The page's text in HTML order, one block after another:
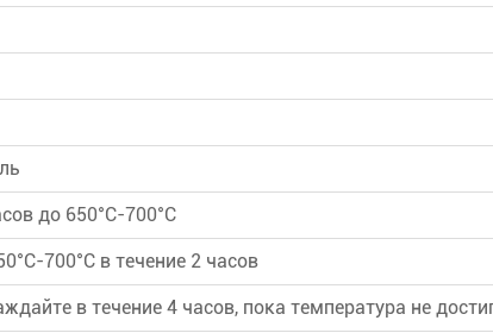
до 650°C-700°C
700°C в течение 2 часов
в течение 4 часов, пока температура не